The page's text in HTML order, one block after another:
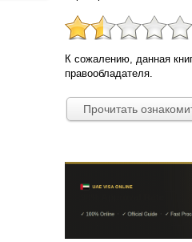
К сожалению, данная
правообладателя.
Прочитать